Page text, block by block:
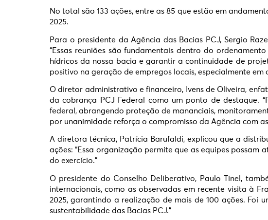
No total são 133 ações, entre as 85 que estão em
2025.
Para o presidente da Agência das Bacias PCJ, Sergio
“Essas reuniões são fundamentais dentro do
hídricos da nossa bacia e garantir a continuidade de
positivo na geração de empregos locais, especialmente
O diretor administrativo e financeiro, Ivens de Oliveira,
da cobrança PCJ Federal como um ponto de destaque.
federal, abrangendo proteção de mananciais,
por unanimidade reforça o compromisso da Agência com
A diretora técnica, Patrícia Barufaldi, explicou que a
ações: “Essa organização permite que as equipes
do exercício.”
O presidente do Conselho Deliberativo, Paulo Tinel,
internacionais, como as observadas em recente visita à
2025, garantindo a realização de mais de 100 ações. Foi
sustentabilidade das Bacias PCJ.”